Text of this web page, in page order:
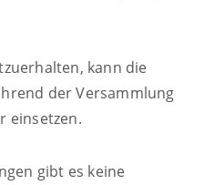
kann die
der Versammlung
einsetzen.
gibt es keine